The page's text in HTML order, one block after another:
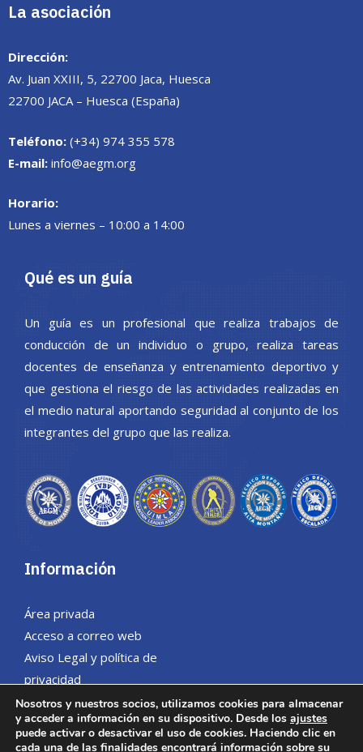
La asociación
Dirección:
Av. Juan XXIII, 5, 22700 Jaca, Huesca
22700 JACA – Huesca (España)
Teléfono: (+34) 974 355 578
E-mail: info@aegm.org
Horario:
Lunes a viernes – 10:00 a 14:00
Qué es un guía
Un guía es un profesional que realiza trabajos de
conducción de un individuo o grupo, realiza tareas
docentes de enseñanza y entrenamiento deportivo y
que gestiona el riesgo de las actividades realizadas en
el medio natural aportando seguridad al conjunto de los
integrantes del grupo que las realiza.
Información
Área privada
Acceso a correo web
Aviso Legal y política de
privacidad
Política de cookies
Buscador de Guías
Nosotros y nuestros socios, utilizamos cookies para almacenar
y acceder a información en su dispositivo. Desde los ajustes
puede activar o desactivar el uso de cookies. Haciendo clic en
cada una de las finalidades encontrará información sobre su